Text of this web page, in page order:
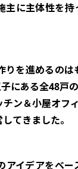
に主体性を
を進めるの
にある全48戸
ン＆小屋オフ
てきました。
イデアをベー